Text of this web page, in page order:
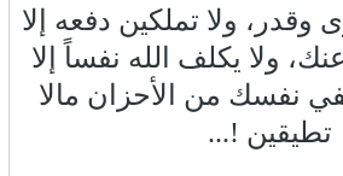
وقدر، ولا تملكين دفعه إلا
ولا يكلف الله نفساً إلا
نفسك من الأحزان مالا
تطيقين !...